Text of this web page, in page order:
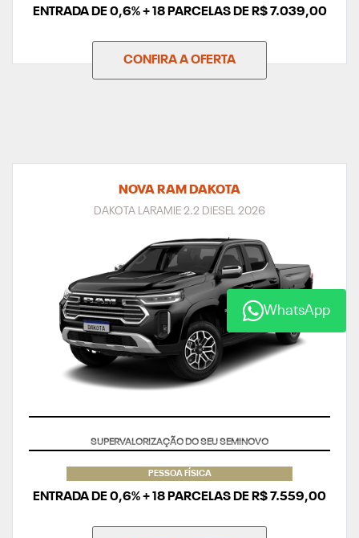
ENTRADA DE 0,6% + 18 PARCELAS DE R$ 7.039,00
CONFIRA A OFERTA
NOVA RAM DAKOTA
DAKOTA LARAMIE 2.2 DIESEL 2026
TAXA ZERO
PESSOA FÍSICA
ENTRADA DE 0,6% + 18 PARCELAS DE R$ 7.559,00
WhatsApp